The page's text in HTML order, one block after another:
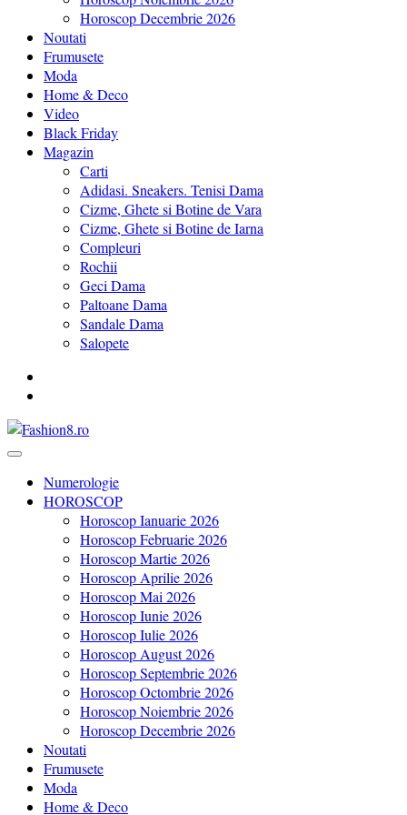
Horoscop Decembrie 2026
Noutati
Frumusete
Moda
Home & Deco
Video
Black Friday
Magazin
Carti
Adidasi. Sneakers. Tenisi Dama
Cizme, Ghete si Botine de Vara
Cizme, Ghete si Botine de Iarna
Compleuri
Rochii
Geci Dama
Paltoane Dama
Sandale Dama
Salopete
Fashion8.ro ❤️
Revista Fashion8.ro locul unde gasesti ce e nou: horoscop,
Numerologie
HOROSCOP
Horoscop Ianuarie 2026
Horoscop Februarie 2026
Horoscop Martie 2026
Horoscop Aprilie 2026
Horoscop Mai 2026
Horoscop Iunie 2026
Horoscop Iulie 2026
Horoscop August 2026
Horoscop Septembrie 2026
Horoscop Octombrie 2026
Horoscop Noiembrie 2026
Horoscop Decembrie 2026
Noutati
Frumusete
Moda
Home & Deco